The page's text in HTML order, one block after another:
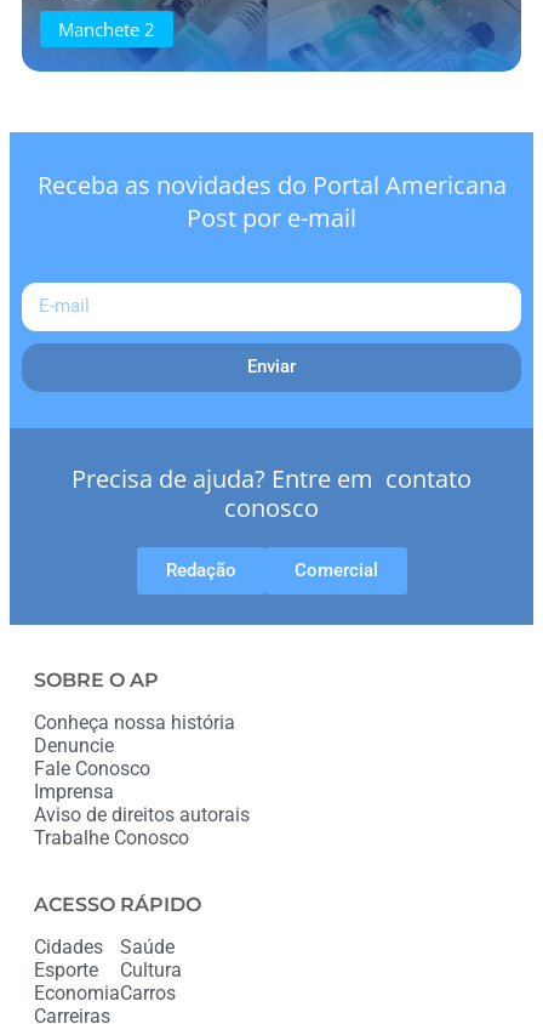
Manchete 2
Receba as novidades do Portal Americana
Post por e-mail
Enviar
Precisa de ajuda? Entre em contato
conosco
Redação Comercial
SOBRE O AP
Conheça nossa história
Denuncie
Fale Conosco
Imprensa
Aviso de direitos autorais
Trabalhe Conosco
ACESSO RÁPIDO
Cidades
Esporte
Economia
Carreiras
Saúde
Cultura
Carros